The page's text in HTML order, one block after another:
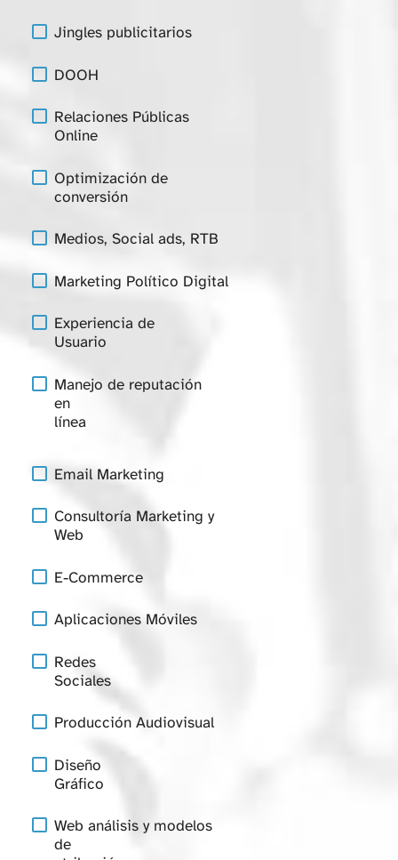
Jingles publicitarios
DOOH
Relaciones Públicas
Online
Optimización de
conversión
Medios, Social ads, RTB
Marketing Político Digital
Experiencia de
Usuario
Manejo de reputación
en
línea
Email Marketing
Consultoría Marketing y
Web
E-Commerce
Aplicaciones Móviles
Redes
Sociales
Producción Audiovisual
Diseño
Gráfico
Web análisis y modelos
de